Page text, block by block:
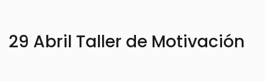
29 Abril Taller de Motivación